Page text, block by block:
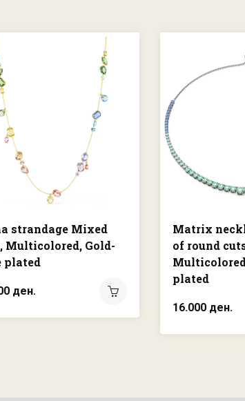
strandage Mixed
Multicolored, Gold-
plated
ден.
Matrix
of round
plated
16.000 ден.